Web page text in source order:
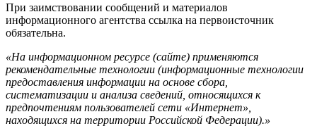
При заимствовании сообщений и материалов
информационного агентства ссылка на первоисточник
обязательна.
«На информационном ресурсе (сайте) применяются
рекомендательные технологии (информационные технологии
предоставления информации на основе сбора,
систематизации и анализа сведений, относящихся к
предпочтениям пользователей сети «Интернет»,
находящихся на территории Российской Федерации).»